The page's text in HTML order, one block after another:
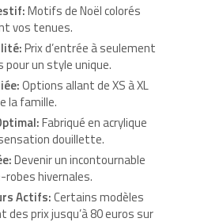
Motifs de Noël colorés
vos tenues.
Prix d’entrée à seulement
pour un style unique.
Options allant de XS à XL
la famille.
Fabriqué en acrylique
douillette.
Devenir un incontournable
robes hivernales.
Actifs:Certains modèles
des prix jusqu’à 80 euros sur